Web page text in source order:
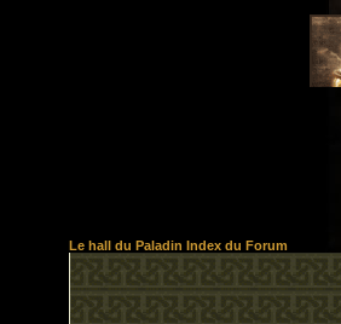
Le hall du Paladin Index du Forum